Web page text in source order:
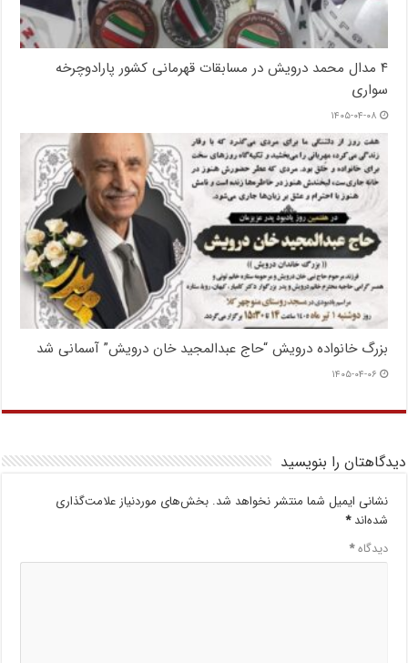
۴ مدال محمد درویش در مسابقات قهرمانی کشور پارادوچرخه
سواری
۱۴۰۵-۰۴-۰۸
بزرگ خانواده درویش “حاج عبدالمجید خان درویش” آسمانی شد
۱۴۰۵-۰۴-۰۶
دیدگاهتان را بنویسید
نشانی ایمیل شما منتشر نخواهد شد. بخش‌های موردنیاز علامت‌گذاری
شده‌اند*
دیدگاه*